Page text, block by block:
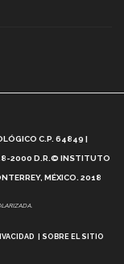
Tec? (video)
Artificial, Paola
C.P. 64849 |
2000 D.R.© INSTITUTO
MÉXICO. 2018
SOBRE EL SITIO